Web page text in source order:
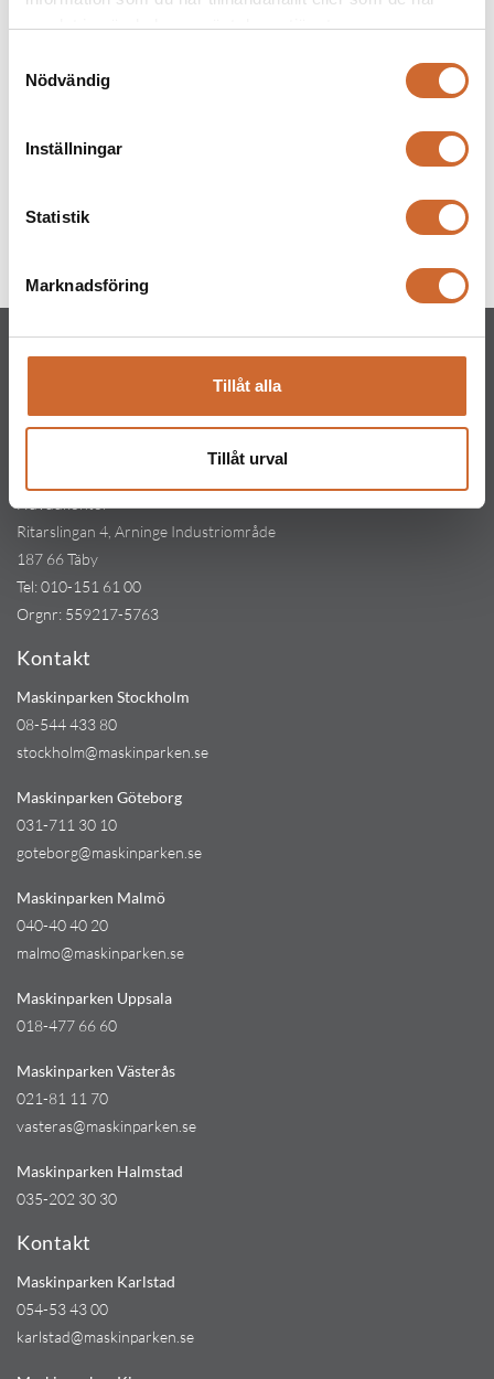
samlat in när du har använt deras tjänster.
Nödvändig
Inställningar
Statistik
Marknadsföring
Tillåt alla
Tillåt urval
Maskinparken Sverige AB
Huvudkontor
Ritarslingan 4, Arninge Industriområde
187 66 Täby
Tel:010-151 61 00
Orgnr: 559217-5763
Kontakt
Maskinparken Stockholm
08-544 433 80
stockholm@maskinparken.se
Maskinparken Göteborg
031-711 30 10
goteborg@maskinparken.se
Maskinparken Malmö
040-40 40 20
malmo@maskinparken.se
Maskinparken Uppsala
018-477 66 60
Maskinparken Västerås
021-81 11 70
vasteras@maskinparken.se
Maskinparken Halmstad
035-202 30 30
Kontakt
Maskinparken Karlstad
054-53 43 00
karlstad@maskinparken.se